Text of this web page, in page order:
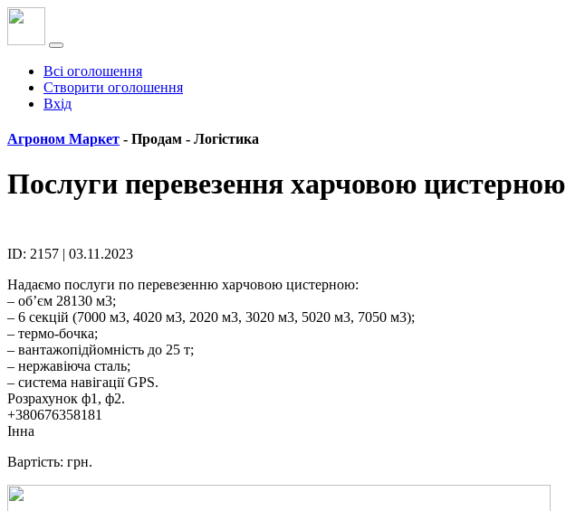
Всі оголошення
Створити оголошення
Вхід
Агроном Маркет - Продам - Логістика
Послуги перевезення харчовою цистерною
ID: 2157 | 03.11.2023
Надаємо послуги по перевезенню харчовою цистерною:
– об’єм 28130 м3;
– 6 секцій (7000 м3, 4020 м3, 2020 м3, 3020 м3, 5020 м3, 7050 м3);
– термо-бочка;
– вантажопідйомність до 25 т;
– нержавіюча сталь;
– система навігації GPS.
Розрахунок ф1, ф2.
+380676358181
Інна
Вартість: грн.